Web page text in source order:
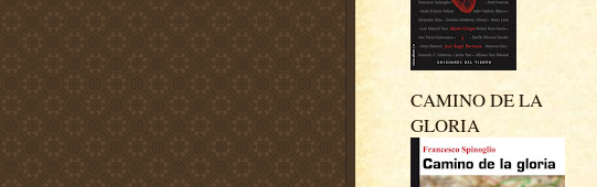
CAMINO DE LA
GLORIA